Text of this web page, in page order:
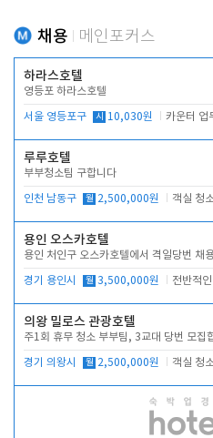
채용 메인포커스
하라스호텔
영등포 하라스호텔
서울 영등포구 시 10,030원
루루호텔
부부청소팀 구합니다
인천 남동구 월 2,500,000원 객실 청
용인 오스카호텔
용인 처인구 오스카호텔에서 격일당번 채
경기 용인시 월 3,500,000원
의왕 밀로스 관광호텔
주1회 휴무 청소 부부팀, 3교대 당번 모집
경기 의왕시 월 2,500,000원 객실 청